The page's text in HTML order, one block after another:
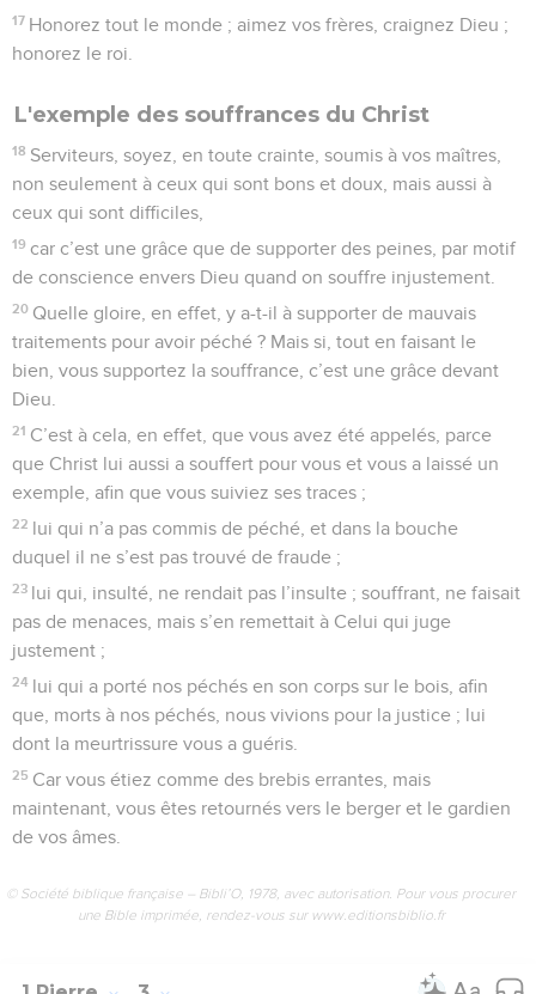
17 Honorez tout le monde ; aimez vos frères, craignez Dieu ;
honorez le roi.
L'exemple des souffrances du Christ
18 Serviteurs, soyez, en toute crainte, soumis à vos maîtres,
non seulement à ceux qui sont bons et doux, mais aussi à
ceux qui sont difficiles,
19 car c’est une grâce que de supporter des peines, par motif
de conscience envers Dieu quand on souffre injustement.
20 Quelle gloire, en effet, y a-t-il à supporter de mauvais
traitements pour avoir péché ? Mais si, tout en faisant le
bien, vous supportez la souffrance, c’est une grâce devant
Dieu.
21 C’est à cela, en effet, que vous avez été appelés, parce
que Christ lui aussi a souffert pour vous et vous a laissé un
exemple, afin que vous suiviez ses traces ;
22 lui qui n’a pas commis de péché, et dans la bouche
duquel il ne s’est pas trouvé de fraude ;
23 lui qui, insulté, ne rendait pas l’insulte ; souffrant, ne faisait
pas de menaces, mais s’en remettait à Celui qui juge
justement ;
24 lui qui a porté nos péchés en son corps sur le bois, afin
que, morts à nos péchés, nous vivions pour la justice ; lui
dont la meurtrissure vous a guéris.
25 Car vous étiez comme des brebis errantes, mais
maintenant, vous êtes retournés vers le berger et le gardien
de vos âmes.
© Société biblique française – Bibli’O, 1978, avec autorisation. Pour vous procurer
une Bible imprimée, rendez-vous sur www.editionsbiblio.fr